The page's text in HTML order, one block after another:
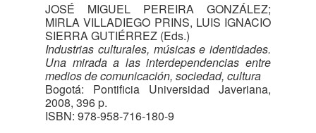
JOSÉ MIGUEL PEREIRA GONZÁLEZ;
MIRLA VILLADIEGO PRINS, LUIS IGNACIO
SIERRA GUTIÉRREZ (Eds.)
Industrias culturales, músicas e identidades.
Una mirada a las interdependencias entre
medios de comunicación, sociedad, cultura
Bogotá: Pontificia Universidad Javeriana,
2008, 396 p.
ISBN: 978-958-716-180-9